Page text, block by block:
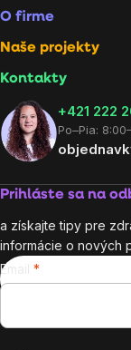
O firme
Naše projekty
Kontakty
+421 222
Po–Pia:
Prihláste sa na
a získajte tipy pre
informácie o nových
Email